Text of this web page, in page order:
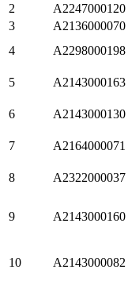
2
A2247000120
3
A2136000070
4
A2298000198
5 A2143000163
6 A2143000130
7 A2164000071
8 A2322000037
9 A2143000160
10 A2143000082